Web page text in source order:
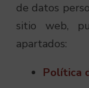
de datos
sitio web,
apartados:
Política